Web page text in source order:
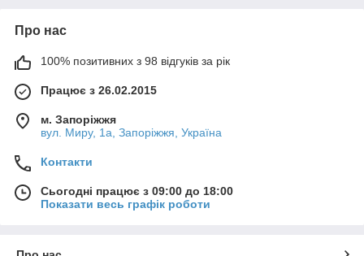
Про нас
100% позитивних з 98 відгуків за рік
Працює з 26.02.2015
м. Запоріжжя
вул. Миру, 1а, Запоріжжя, Україна
Контакти
Сьогодні працює з 09:00 до 18:00
Показати весь графік роботи